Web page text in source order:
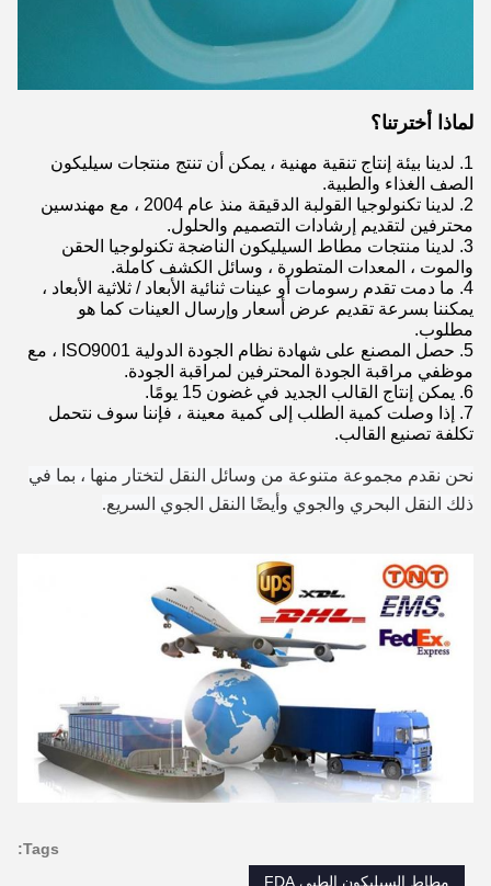
لماذا أخترتنا؟
1. لدينا بيئة إنتاج تنقية مهنية ، يمكن أن تنتج منتجات سيليكون
الصف الغذاء والطبية.
2. لدينا تكنولوجيا القولبة الدقيقة منذ عام 2004 ، مع مهندسين
محترفين لتقديم إرشادات التصميم والحلول.
3. لدينا منتجات مطاط السيليكون الناضجة تكنولوجيا الحقن
والموت ، المعدات المتطورة ، وسائل الكشف كاملة.
4. ما دمت تقدم رسومات أو عينات ثنائية الأبعاد / ثلاثية الأبعاد ،
يمكننا بسرعة تقديم عرض أسعار وإرسال العينات كما هو
مطلوب.
5. حصل المصنع على شهادة نظام الجودة الدولية ISO9001 ، مع
موظفي مراقبة الجودة المحترفين لمراقبة الجودة.
6. يمكن إنتاج القالب الجديد في غضون 15 يومًا.
7. إذا وصلت كمية الطلب إلى كمية معينة ، فإننا سوف نتحمل
تكلفة تصنيع القالب.
نحن نقدم مجموعة متنوعة من وسائل النقل لتختار منها ، بما في
ذلك النقل البحري والجوي وأيضًا النقل الجوي السريع.
Tags:
مطاط السيليكون الطبي FDA